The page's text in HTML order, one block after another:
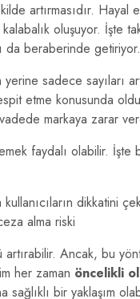
artırmasıdır. Hayal
oluşuyor. İşte
da beraberinde getiriyor.
sadece sayıları
etme konusunda
markaya zarar
faydalı olabilir. İşte
dikkatini
alma riski
artırabilir. Ancak, bu
her zaman öncelikli
bir yaklaşım